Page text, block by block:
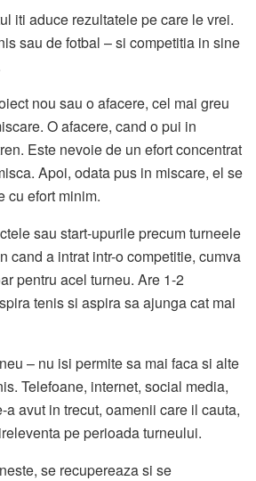
iti aduce rezultatele pe care le vrei.
sau de fotbal – si competitia in sine
nou sau o afacere, cel mai greu
O afacere, cand o pui in
Este nevoie de un efort concentrat
Apoi, odata pus in miscare, el se
cu efort minim.
sau start-upurile precum turneele
cand a intrat intr-o competitie, cumva
pentru acel turneu. Are 1-2
tenis si aspira sa ajunga cat mai
– nu isi permite sa mai faca si alte
Telefoane, internet, social media,
a avut in trecut, oamenii care il cauta,
pe perioada turneului.
se recupereaza si se